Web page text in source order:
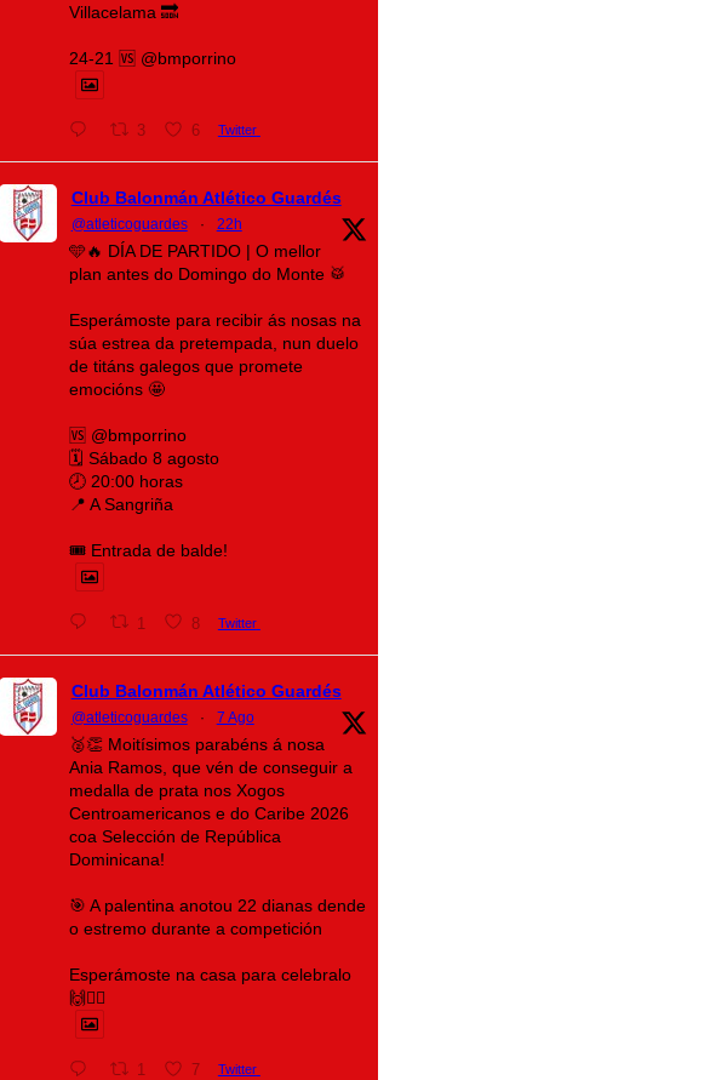
Villacelama 🔜
24-21 🆚 @bmporrino
3 6 Twitter
Club Balonmán Atlético Guardés
@atleticoguardes · 22h
🩵🔥 DÍA DE PARTIDO | O mellor
plan antes do Domingo do Monte 🥁
Esperámoste para recibir ás nosas na
súa estrea da pretempada, nun duelo
de titáns galegos que promete
emocións 🤩
🆚 @bmporrino
🗓️ Sábado 8 agosto
🕗 20:00 horas
📍 A Sangriña
🎟️ Entrada de balde!
1 8 Twitter
Club Balonmán Atlético Guardés
@atleticoguardes · 7 Ago
🥈👏 Moitísimos parabéns á nosa
Ania Ramos, que vén de conseguir a
medalla de prata nos Xogos
Centroamericanos e do Caribe 2026
coa Selección de República
Dominicana!
🎯 A palentina anotou 22 dianas dende
o estremo durante a competición
Esperámoste na casa para celebralo
🙌❤️‍🔥
1 7 Twitter